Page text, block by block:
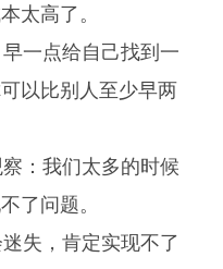
太高了。
一点给自己找到一
以比别人至少早两
：我们太多的时候
了问题。
失，肯定实现不了